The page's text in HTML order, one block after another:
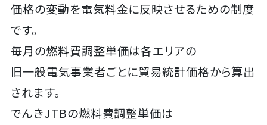
価格の変動を電気料金に反映させるための制度
です。
毎月の燃料費調整単価は各エリアの
旧一般電気事業者ごとに貿易統計価格から算出
されます。
でんきJTBの燃料費調整単価は